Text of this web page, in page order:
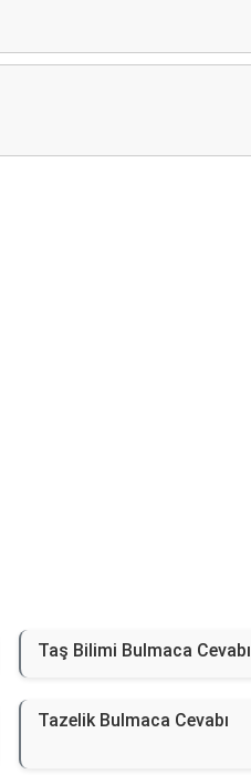
Taş Bilimi Bulmaca Cevabı
Tazelik Bulmaca Cevabı